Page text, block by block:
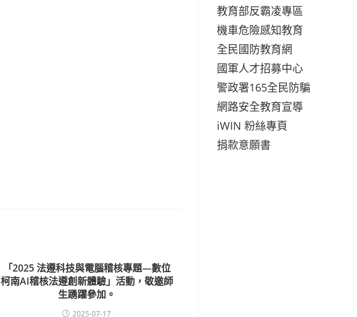
「2025 法遵科技與電腦稽核專題—數位
柯南AI稽核法遵創新體驗」活動，敬邀師
生踴躍參加。
2025-07-17
教育部反霸凌專區
機車危險感知教育
全民國防教育網
國軍人才招募中心
警政署165全民防騙
網路安全教育宣導
iWIN 粉絲專頁
捐款意願書